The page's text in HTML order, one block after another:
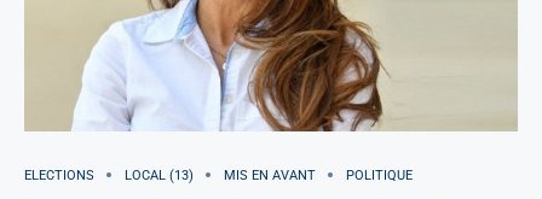
ELECTIONS LOCAL (13) MIS EN AVANT POLITIQUE